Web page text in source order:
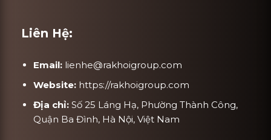
Liên Hệ:
Email: lienhe@rakhoigroup.com
Website: https://rakhoigroup.com
Địa chỉ: Số 25 Láng Hạ, Phường Thành Công,
Quận Ba Đình, Hà Nội, Việt Nam